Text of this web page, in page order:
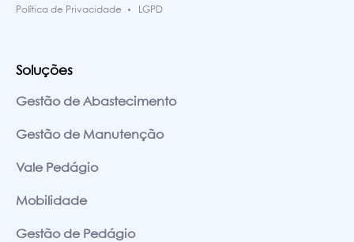
Política de Privacidade LGPD
Soluções
Gestão de Abastecimento
Gestão de Manutenção
Vale Pedágio
Mobilidade
Gestão de Pedágio